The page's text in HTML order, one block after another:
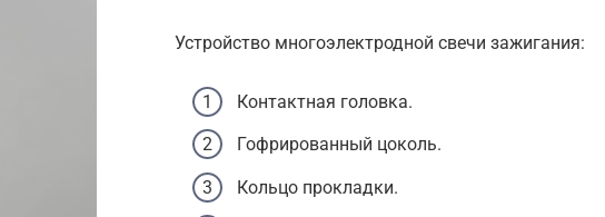
Устройство многоэлектродной свечи зажигания:
Контактная головка.
Гофрированный цоколь.
Кольцо прокладки.